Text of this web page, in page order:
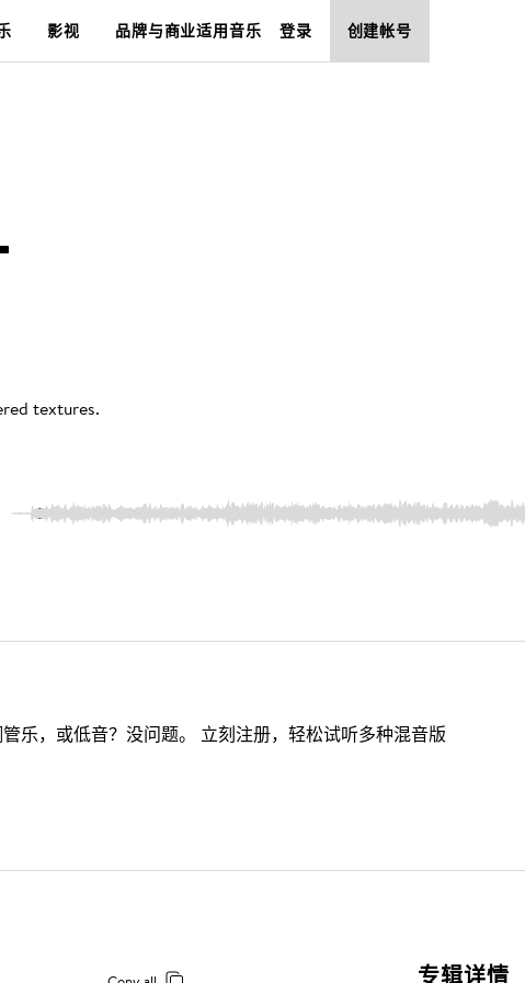
影视 品牌与商业适用音乐 登录 创建帐号
textures.
3:19
乐，或低音？没问题。 立刻注册，轻松试听多种混音版
专辑详情